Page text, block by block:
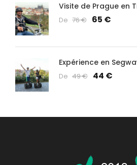
Visite de Prague en
De 76 € 65 €
Expérience en
De 49 € 44 €